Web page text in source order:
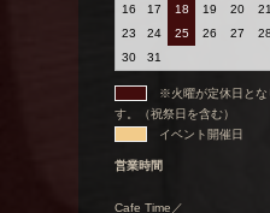
16
17 18 19 20 21
23
24 25 26 27 28
30
31
※火曜が定休日とな
す。（祝祭日を含む）
イベント開催日
営業時間
Cafe Time／